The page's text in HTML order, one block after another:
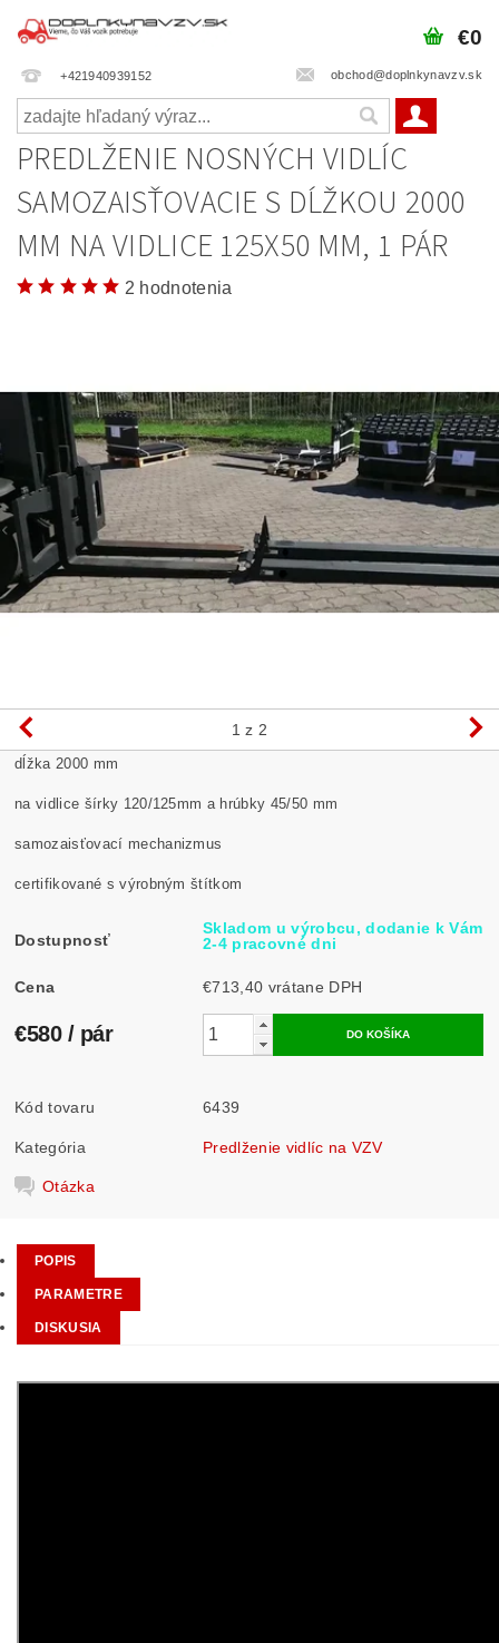
+421940939152 obchod@doplnkynavzv.sk
€0
PREDLŽENIE NOSNÝCH VIDLÍC
SAMOZAISŤOVACIE S DĹŽKOU 2000
MM NA VIDLICE 125X50 MM, 1 PÁR
2 hodnotenia
1 z 2
dĺžka 2000 mm
na vidlice šírky 120/125mm a hrúbky 45/50 mm
samozaisťovací mechanizmus
certifikované s výrobným štítkom
Dostupnosť
Skladom u výrobcu, dodanie k Vám
2-4 pracovné dni
Cena €713,40 vrátane DPH
€580 / pár
Kód tovaru 6439
Kategória Predlženie vidlíc na VZV
Otázka
POPIS
PARAMETRE
DISKUSIA